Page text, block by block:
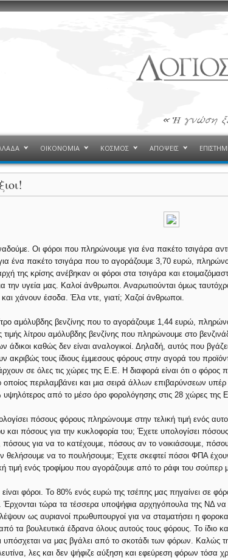
ΟΙΚΟΝΟΜΙΑ ΚΟΣΜΟΣ ΑΠΟΨΕΙΣ
Οι φόροι που πληρώνουμε για ένα πακέτο τσιγάρα
ένα πακέτο τσιγάρα που το αγοράζουμε 3,70 ευρώ,
της κρίσης ανέβηκαν οι φόροι στα τσιγάρα και
την υγεία μας. Καλοί άνθρωποι. Αναρωτιούνται όμως
χάνουν έσοδα. Έλα ντε, γιατί; Χαζοί άνθρωποι.
αμόλυβδης βενζίνης που το αγοράζουμε 1,44 ευρώ,
τιμής λίτρου αμόλυβδης βενζίνης που πληρώνουμε στο
άδικοι καθώς δεν είναι αναλογικοί. Δηλαδή, αυτός που
ακριβώς τους ίδιους έμμεσους φόρους στην αγορά του
σε όλες τις χώρες της Ε.Ε. Η διαφορά είναι ότι ο φόρος
οποίος περιλαμβάνει και μια σειρά άλλων επιβαρύνσεων
υψηλότερος από το μέσο όρο φορολόγησης στις 28 χώρες της
πόσους φόρους πληρώνουμε στην τελική τιμή ενός
και πόσους για την κυκλοφορία του; Έχετε υπολογίσει
πόσους για να το κατέχουμε, πόσους αν το νοικιάσουμε, πόσους
θελήσουμε να το πουλήσουμε; Έχετε σκεφτεί πόσοι ΦΠΑ έχουν
τιμή ενός τροφίμου που αγοράζουμε από το ράφι του σούπερ
φόροι. Το 80% ενός ευρώ της τσέπης μας πηγαίνει σε
Έρχονται τώρα τα τέσσερα υποψήφια αρχηγόπουλα της ΝΔ να
ως αυριανοί πρωθυπουργοί για να σταματήσει η
τα βουλευτικά έδρανα όλους αυτούς τους φόρους. Το ίδιο
υπόσχεται να μας βγάλει από το σκοτάδι των φόρων. Καλώς
λες και δεν ψήφιζε αύξηση και εφεύρεση φόρων τόσα